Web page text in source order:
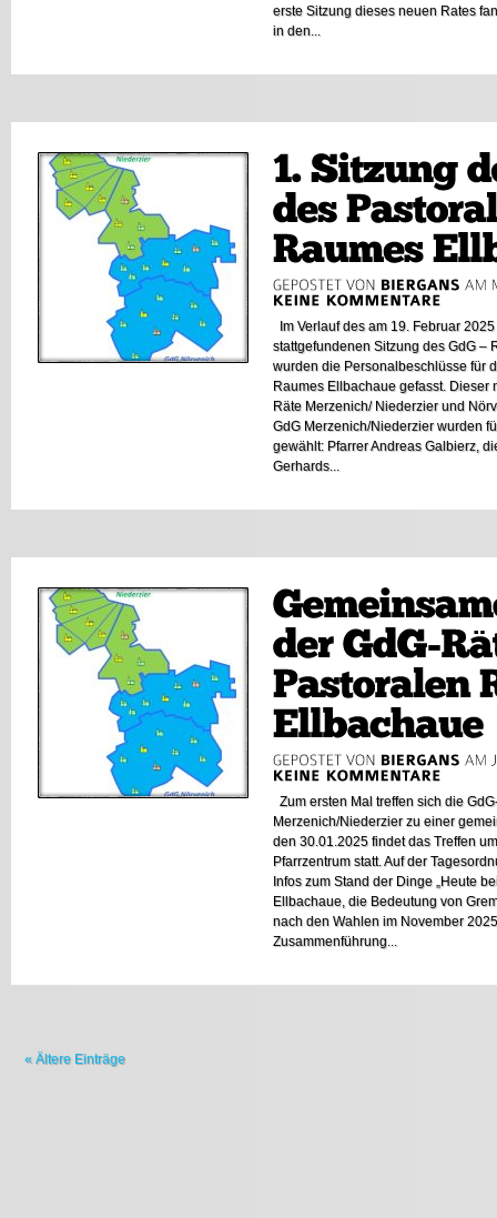
erste Sitzung dieses neuen Rates
in den...
Im Verlauf des am 19. Februar
stattgefundenen Sitzung des GdG –
wurden die Personalbeschlüsse für
Raumes Ellbachaue gefasst.
Räte Merzenich/ Niederzier und
GdG Merzenich/Niederzier wurden
gewählt: Pfarrer Andreas Galbierz,
Gerhards...
Zum ersten Mal treffen sich die
Merzenich/Niederzier zu einer
den 30.01.2025 findet das Treffen
Pfarrzentrum statt. Auf der
Infos zum Stand der Dinge „Heute
Ellbachaue, die Bedeutung von
nach den Wahlen im November
Zusammenführung...
« Ältere Einträge